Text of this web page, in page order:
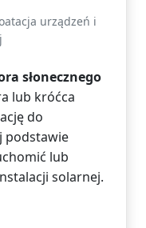
urządzeń i
słonecznego
lub króćca
do
podstawie
lub
solarnej.